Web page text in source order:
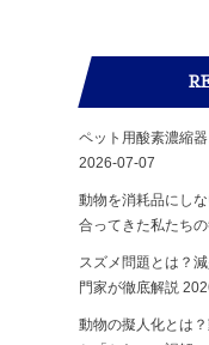
ペット用酸素濃縮
2026-07-07
動物を消耗品にし
合ってきた私たちの
スズメ問題とは？
門家が徹底解説
動物の擬人化とは